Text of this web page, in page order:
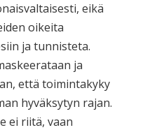
eikä
oikeita
ja tunnisteta.
ja
että toimintakyky
hyväksytyn rajan.
ei riitä, vaan